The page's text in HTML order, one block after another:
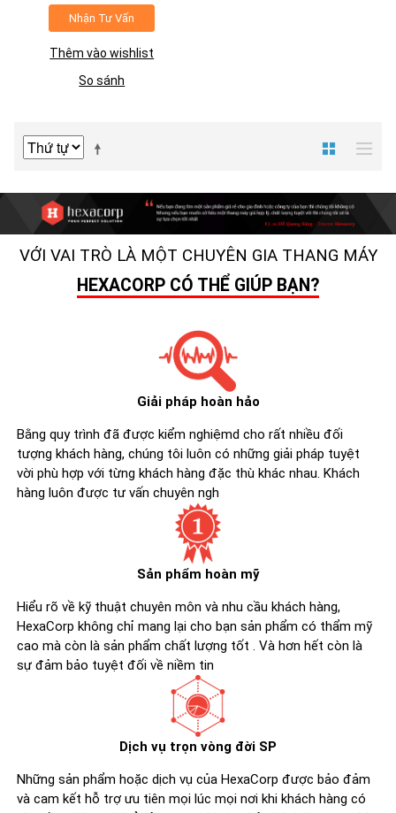
Nhận Tư Vấn
Thêm vào wishlist
So sánh
VỚI VAI TRÒ LÀ MỘT CHUYÊN GIA THANG MÁY
HEXACORP CÓ THỂ GIÚP BẠN?
Giải pháp hoàn hảo
Bằng quy trình đã được kiểm nghiệmd cho rất nhiều đối
tượng khách hàng, chúng tôi luôn có những giải pháp tuyệt
vời phù hợp với từng khách hàng đặc thù khác nhau. Khách
hàng luôn được tư vấn chuyên ngh
Sản phẩm hoàn mỹ
Hiểu rõ về kỹ thuật chuyên môn và nhu cầu khách hàng,
HexaCorp không chỉ mang lại cho bạn sản phẩm có thẩm mỹ
cao mà còn là sản phẩm chất lượng tốt . Và hơn hết còn là
sự đảm bảo tuyệt đối về niềm tin
Dịch vụ trọn vòng đời SP
Những sản phẩm hoặc dịch vụ của HexaCorp được bảo đảm
và cam kết hỗ trợ ưu tiên mọi lúc mọi nơi khi khách hàng có